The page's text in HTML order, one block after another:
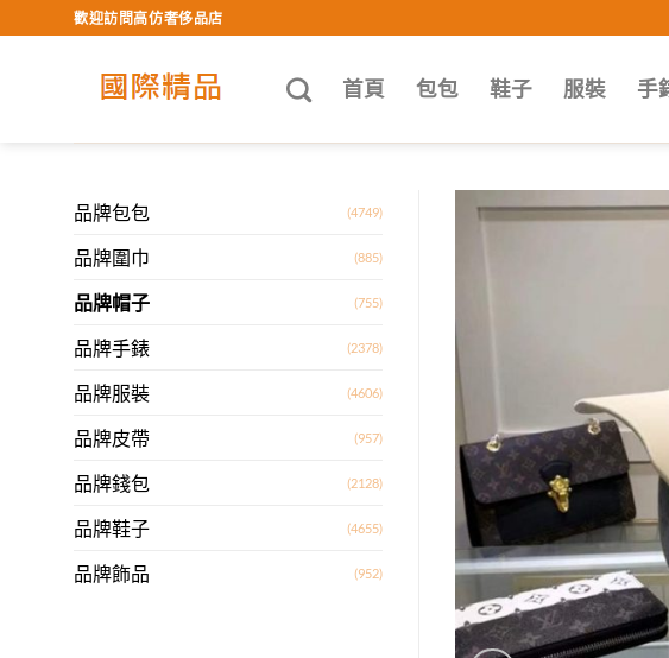
to
歡迎訪問高仿奢侈品店
首頁 包包 鞋子 服裝 手
品牌包包 (4749)
品牌圍巾 (885)
品牌帽子 (755)
品牌手錶 (2378)
品牌服裝 (4606)
品牌皮帶 (957)
品牌錢包 (2128)
品牌鞋子 (4655)
品牌飾品 (952)